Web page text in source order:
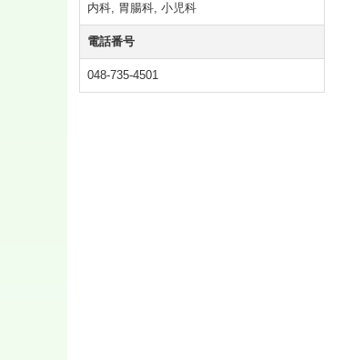
内科, 胃腸科, 小児科
電話番号
048-735-4501